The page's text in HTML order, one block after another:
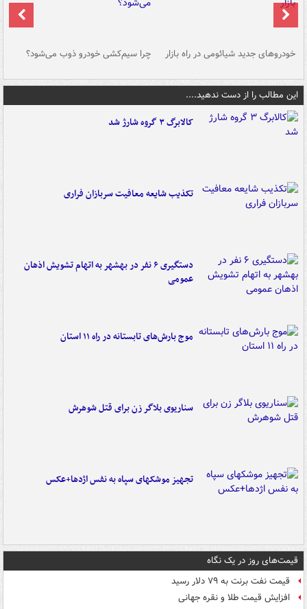
خودروهای جدید شیائومی در راه بازار چرا سیم‌کشی خودرو ذوب می‌شود؟
این مطالب را از دست ندهید....
کالابرگ ۳ گروه شارژ شد
تکذیب شایعه معافیت سربازان فراری
دستگیری ۶ نفر در بهشهر به اتهام تشویش اذهان
عمومی
موج بارش‌های تابستانه در راه ۱۱ استان
سناریوی بلاگر زن برای قتل شوهرش
تجهیز موشکهای سپاه به نفس اژدها+عکس
قیمت‌های روز در یک نگاه
قیمت نفت برنت به ۷۹ دلار رسید
افزایش قیمت طلا و نقره جهانی